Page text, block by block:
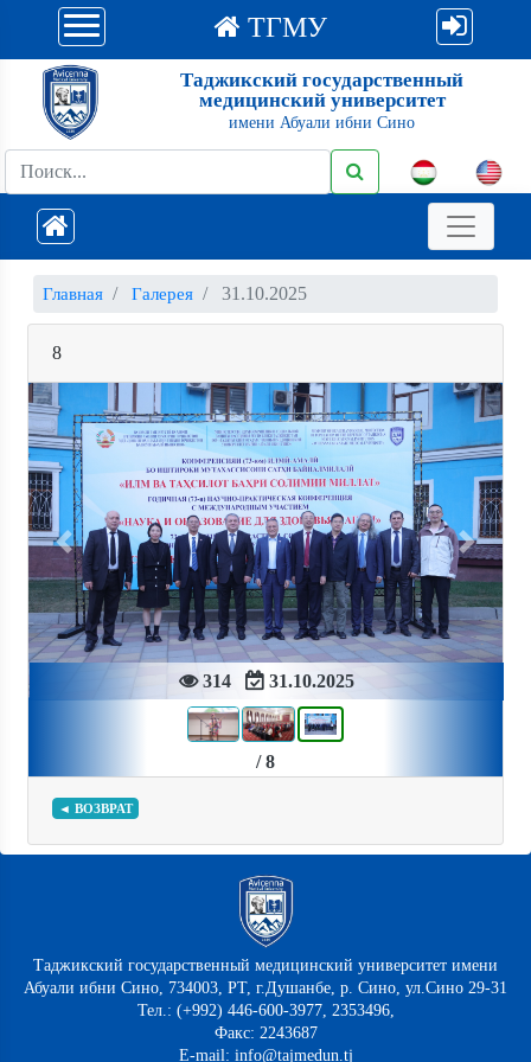
ТГМУ
Таджикский государственный
медицинский университет
имени Абуали ибни Сино
Главная Галерея 31.10.2025
8
314 31.10.2025
Previous Next
/ 8
◄ ВОЗВРАТ
Таджикский государственный медицинский университет имени
Абуали ибни Сино, 734003, РТ, г.Душанбе, р. Сино, ул.Сино 29-31
Тел.: (+992) 446-600-3977, 2353496,
Факс: 2243687
E-mail: info@tajmedun.tj